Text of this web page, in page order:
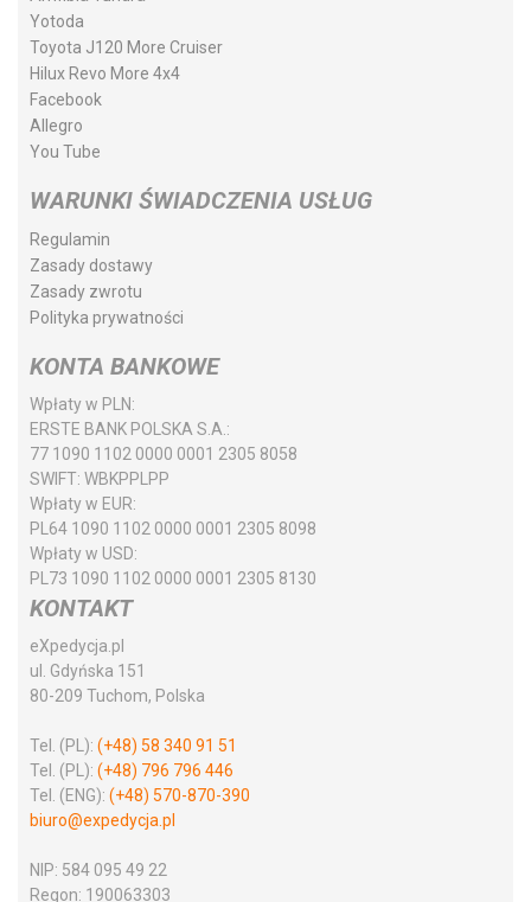
Yotoda
Toyota J120 More Cruiser
Hilux Revo More 4x4
Facebook
Allegro
You Tube
WARUNKI ŚWIADCZENIA USŁUG
Regulamin
Zasady dostawy
Zasady zwrotu
Polityka prywatności
KONTA BANKOWE
Wpłaty w PLN:
ERSTE BANK POLSKA S.A.:
77 1090 1102 0000 0001 2305 8058
SWIFT: WBKPPLPP
Wpłaty w EUR:
PL64 1090 1102 0000 0001 2305 8098
Wpłaty w USD:
PL73 1090 1102 0000 0001 2305 8130
KONTAKT
eXpedycja.pl
ul. Gdyńska 151
80-209 Tuchom, Polska
Tel. (PL): (+48) 58 340 91 51
Tel. (PL): (+48) 796 796 446
Tel. (ENG): (+48) 570-870-390
biuro@expedycja.pl
NIP: 584 095 49 22
Regon: 190063303